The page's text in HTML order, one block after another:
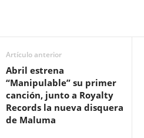
Artículo anterior
Abril estrena
“Manipulable” su primer
canción, junto a Royalty
Records la nueva disquera
de Maluma